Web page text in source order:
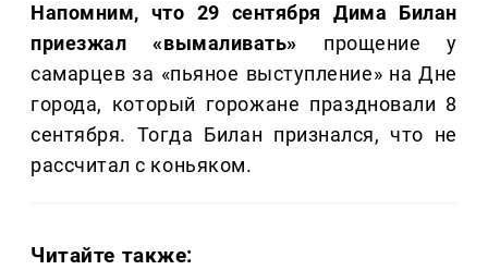
Напомним, что 29 сентября Дима Билан
приезжал «вымаливать» прощение у
самарцев за «пьяное выступление» на Дне
города, который горожане праздновали 8
сентября. Тогда Билан признался, что не
рассчитал с коньяком.
Читайте также: